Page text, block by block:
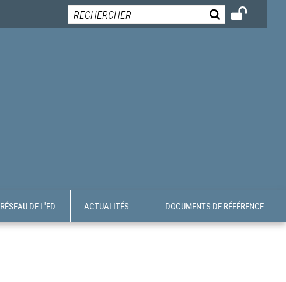
RÉSEAU DE L'ED ACTUALITÉS DOCUMENTS DE RÉFÉRENCE